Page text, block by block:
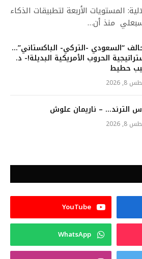
المستويات الأربعة لتطبيقات الذكاء
سبعلي منذ أن…
“السعودي -التركي- الباكستاني”…
الحروب الأمريكية البديلة!- د.
حطيط
2026
الترند… – ناريمان علوش
2026
YouTube
WhatsApp